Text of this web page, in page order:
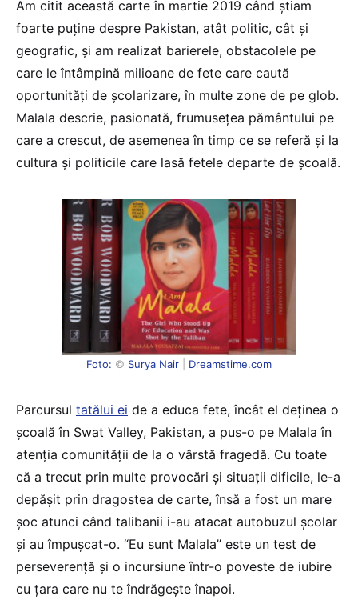
Am citit această carte în martie 2019 când știam
foarte puține despre Pakistan, atât politic, cât și
geografic, și am realizat barierele, obstacolele pe
care le întâmpină milioane de fete care caută
oportunități de școlarizare, în multe zone de pe glob.
Malala descrie, pasionată, frumusețea pământului pe
care a crescut, de asemenea în timp ce se referă și la
cultura și politicile care lasă fetele departe de școală.
Foto: © Surya Nair Dreamstime.com
Parcursul tatălui ei de a educa fete, încât el deținea o
școală în Swat Valley, Pakistan, a pus-o pe Malala în
atenția comunității de la o vârstă fragedă. Cu toate
că a trecut prin multe provocări și situații dificile, le-a
depășit prin dragostea de carte, însă a fost un mare
șoc atunci când talibanii i-au atacat autobuzul școlar
și au împușcat-o. “Eu sunt Malala” este un test de
perseverență și o incursiune într-o poveste de iubire
cu țara care nu te îndrăgește înapoi.